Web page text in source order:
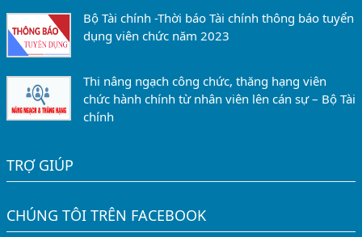
Bộ Tài chính -Thời báo Tài chính thông báo tuyển
dụng viên chức năm 2023
Thi nâng ngạch công chức, thăng hạng viên
chức hành chính từ nhân viên lên cán sự – Bộ Tài
chính
TRỢ GIÚP
CHÚNG TÔI TRÊN FACEBOOK